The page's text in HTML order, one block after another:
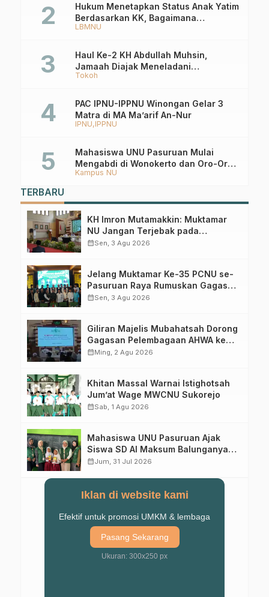
LBMNU
Hukum Menetapkan Status Anak Yatim
Berdasarkan KK, Bagaimana
Ketentuannya?
Tokoh
Haul Ke-2 KH Abdullah Muhsin,
Jamaah Diajak Meneladani
Keistiqamahan
IPNU IPPNU
PAC IPNU-IPPNU Winongan Gelar 3
Matra di MA Ma’arif An-Nur
Kampus NU
Mahasiswa UNU Pasuruan Mulai
Mengabdi di Wonokerto dan Oro-Oro
Ombo Wetan Berikut Programnya
TERBARU
KH Imron Mutamakkin: Muktamar
NU Jangan Terjebak pada
Perebutan Kursi Ketua Umum
calendar_monthSen, 3 Agu 2026
Jelang Muktamar Ke-35 PCNU se-
Pasuruan Raya Rumuskan Gagasan
Transformasi Gerakan NU Menuju
calendar_monthSen, 3 Agu 2026
Giliran Majelis Mubahatsah Dorong
Gagasan Pelembagaan AHWA ke
Forum Muktamar Mendatang
calendar_monthMing, 2 Agu 2026
Khitan Massal Warnai Istighotsah
Jum’at Wage MWCNU Sukorejo
calendar_monthSab, 1 Agu 2026
Mahasiswa UNU Pasuruan Ajak
Siswa SD Al Maksum Balunganyar
Kuasai Penjumlahan Bersusun
calendar_monthJum, 31 Jul 2026
Iklan di website kami
Efektif untuk promosi UMKM & lembaga
Pasang Sekarang
Ukuran: 300x250 px